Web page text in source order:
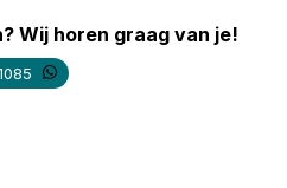
Wij horen graag van je!